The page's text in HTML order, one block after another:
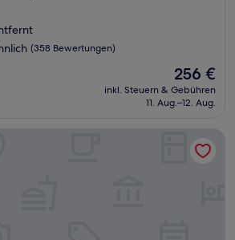
(358 Bewertungen)
Der
Preis
beträgt
256 €
inkl. Steuern & Gebühren
11. Aug.–12. Aug.